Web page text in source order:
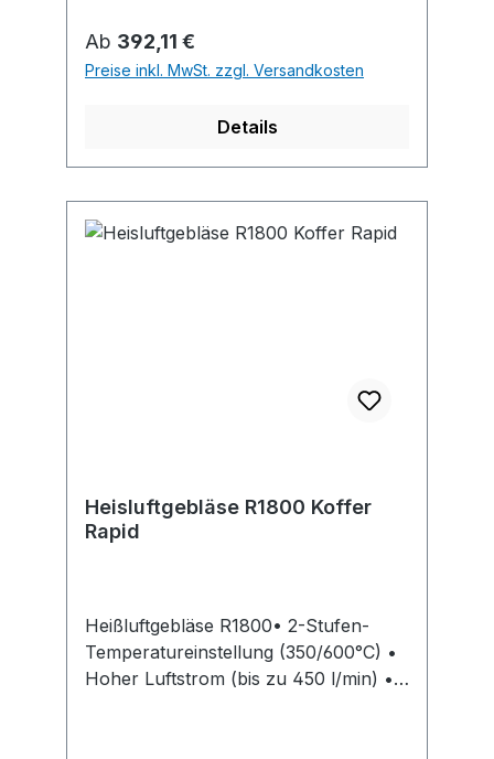
Regulärer Preis:
Ab 392,11 €
Preise inkl. MwSt. zzgl. Versandkosten
Details
Heisluftgebläse R1800 Koffer
Rapid
Heißluftgebläse R1800• 2-Stufen-
Temperatureinstellung (350/600°C) •
Hoher Luftstrom (bis zu 450 l/min) •